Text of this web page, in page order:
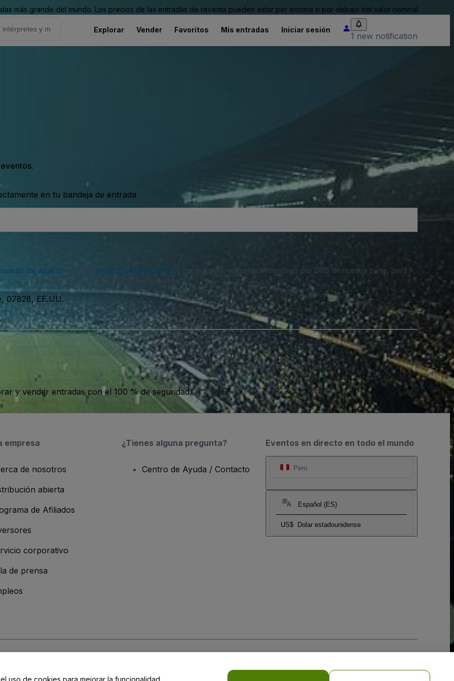
más grande del mundo. Los precios de las entradas de reventa pueden estar por encima o por debajo del valor nominal.
Explorar Vender Favoritos Mis entradas Iniciar sesión
1 new notification
en tu bandeja de entrada
de usuario política de privacidad . Es posible que recibas notificaciones por SMS de nuestra parte, pero
puedes darte de baja en cualquier momento.
07828, EE.UU.
y vender entradas con el 100 % de seguridad.
Eventos en directo en todo el mundo
Peru
Español (ES)
US$ Dolar estadounidense
empresa
de nosotros
abierta
de Afiliados
corporativo
de prensa
¿Tienes alguna pregunta?
Centro de Ayuda / Contacto
y de laPolítica de Privacidad para Móviles
uso de cookies para mejorar la funcionalidad